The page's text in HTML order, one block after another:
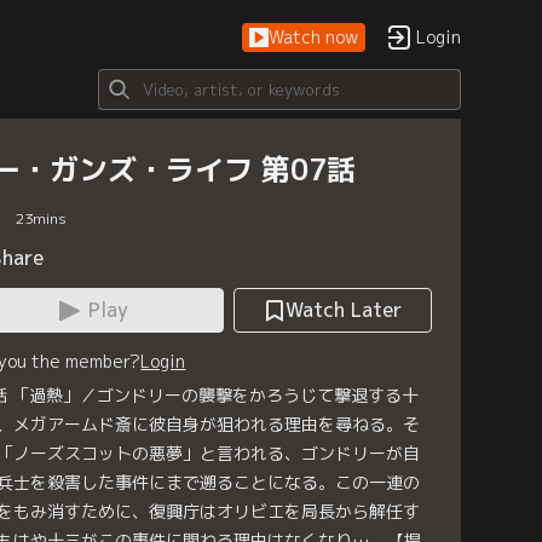
Watch now Login
・ガンズ・ライフ 第07話
23mins
Play
Watch Later
the member?Login
「過熱」／ゴンドリーの襲撃をかろうじて撃退する十
メガアームド斎に彼自身が狙われる理由を尋ねる。そ
ノーズスコットの悪夢」と言われる、ゴンドリーが自
士を殺害した事件にまで遡ることになる。この一連の
もみ消すために、復興庁はオリビエを局長から解任す